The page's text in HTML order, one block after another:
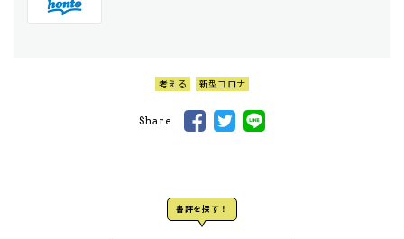
考える 新型コロナ
Share
書評を探す！